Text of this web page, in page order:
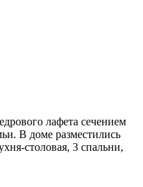
лафета сечением
В доме разместились
столовая, 3 спальни,